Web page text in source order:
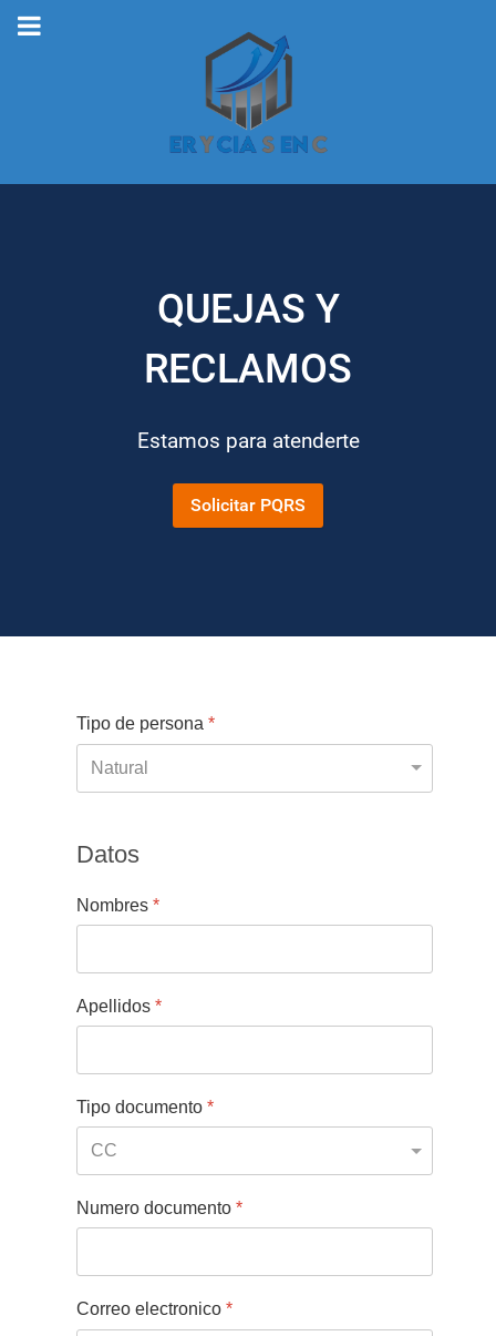
QUEJAS Y
RECLAMOS
Estamos para atenderte
Solicitar PQRS
Tipo de persona *
Datos
Nombres *
Apellidos *
Tipo documento *
Numero documento *
Correo electronico *